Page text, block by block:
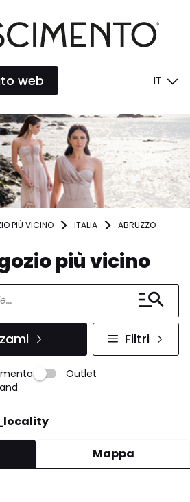
web IT
PIÙ VICINO ITALIA
ABRUZZO
più vicino
Filtri
Outlet
Mappa